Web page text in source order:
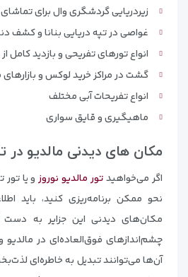
زیردریایی گردشگری وال برای
غواصی در تپه دریایی بنانا و کشف
انواع تورهای تفریحی و بازدید کامل از
گشت در مراکز خرید لوکس و
انواع تفریحات آبی مختلف
ماهیگیری و قایق سواری
مکان های دیدنی مالدیو در
اگر می‌خواهیدتور مالدیو نوروزو یا تور
نحو ممکن برنامه‌ریزی کنید، باید
مکان‌های دیدنی این جزایر به دست
چشم‌اندازهای فوق‌العاده‌ای در مالدیو
آن‌ها می‌توانند تبدیل به خاطره‌ای